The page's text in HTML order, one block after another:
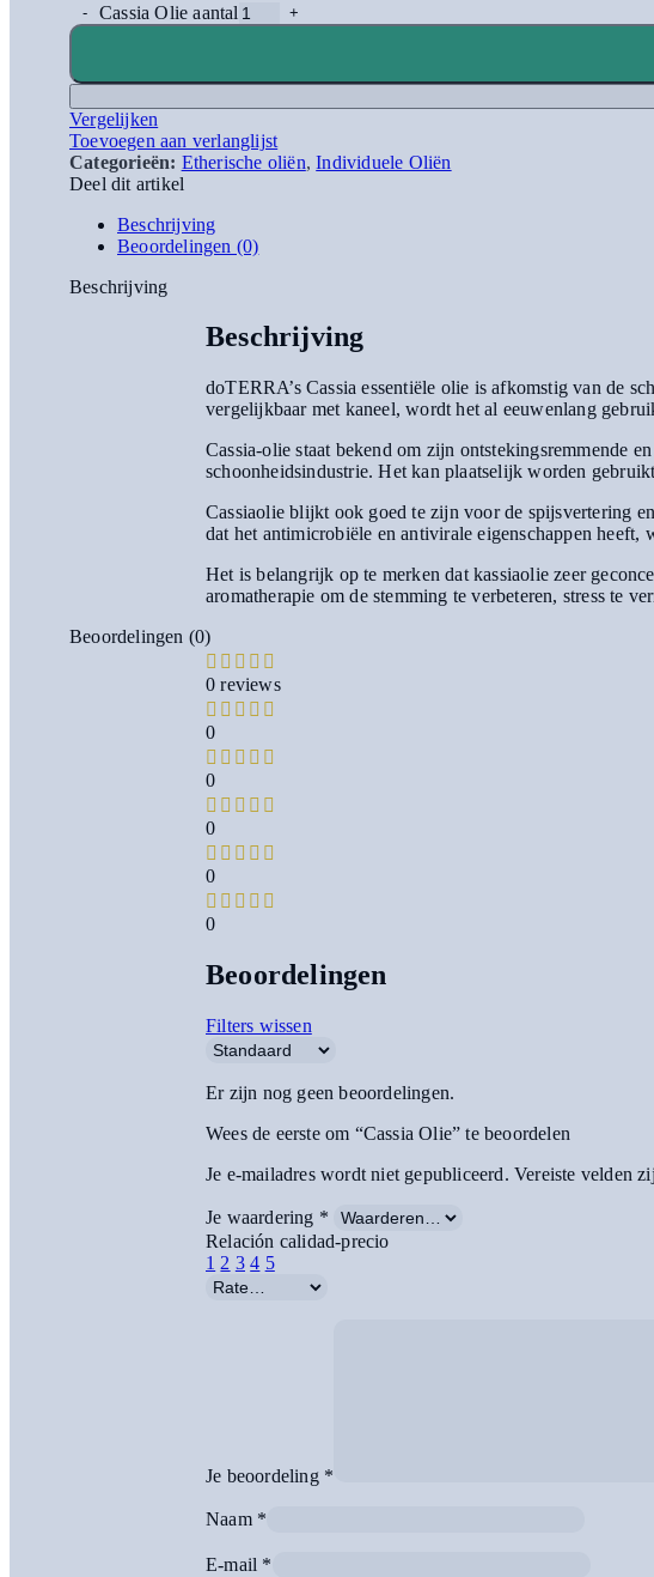
Cassia Olie aantal
Vergelijken
Toevoegen aan verlanglijst
Categorieën: Etherische oliën, Individuele Oliën
Deel dit artikel
Beschrijving
Beoordelingen (0)
Beschrijving
Beschrijving
doTERRA’s Cassia essentiële olie is afkomstig van de
vergelijkbaar met kaneel, wordt het al eeuwenlang
Cassia-olie staat bekend om zijn ontstekingsremmende
schoonheidsindustrie. Het kan plaatselijk worden
Cassiaolie blijkt ook goed te zijn voor de spijsvertering
dat het antimicrobiële en antivirale eigenschappen
Het is belangrijk op te merken dat kassiaolie zeer
aromatherapie om de stemming te verbeteren, stress te
Beoordelingen (0)
0 reviews
0
0
0
0
0
Beoordelingen
Filters wissen
Er zijn nog geen beoordelingen.
Wees de eerste om “Cassia Olie” te beoordelen
Je e-mailadres wordt niet gepubliceerd. Vereiste velden
Je waardering *
Relación calidad-precio
1 2 3 4 5
Je beoordeling *
Naam *
E-mail *